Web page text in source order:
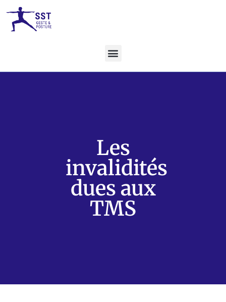
Les
invalidités
dues aux
TMS